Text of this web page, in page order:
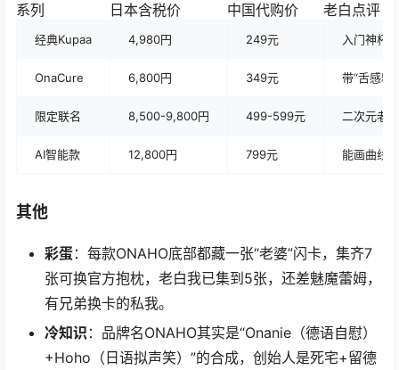
系列 日本含税价 中国代购价 老白点评
经典Kupaa 4,980円 249元 入门神杯
OnaCure 6,800円 349元 带“舌感粒
限定联名 8,500-9,800円 499-599元 二次元老
AI智能款 12,800円 799元 能画曲线
其他
彩蛋：每款ONAHO底部都藏一张“老婆”闪卡，集齐7
张可换官方抱枕，老白我已集到5张，还差魅魔蕾姆，
有兄弟换卡的私我。
冷知识 ：品牌名ONAHO其实是“Onanie（德语自慰）
+Hoho（日语拟声笑）”的合成，创始人是死宅+留德